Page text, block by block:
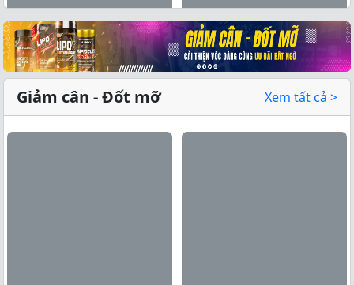
Xem tất cả →
Giảm cân - Đốt mỡ Xem tất cả >